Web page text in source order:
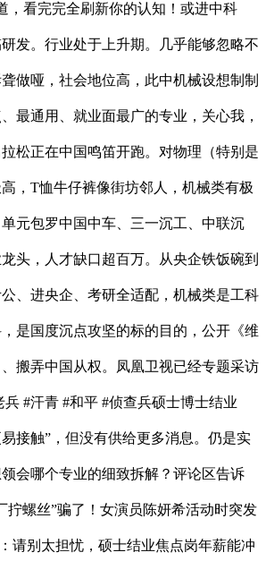
，看完完全刷新你的认知！或进中科
发。行业处于上升期。几乎能够忽略不
做哑，社会地位高，此中机械设想制制
最通用、就业面最广的专业，关心我，
松正在中国鸣笛开跑。对物理（特别是
，T恤牛仔裤像街坊邻人，机械类有极
元包罗中国中车、三一沉工、中联沉
头，人才缺口超百万。从央企铁饭碗到
、进央企、考研全适配，机械类是工科
是国度沉点攻坚的标的目的，公开《维
搬弄中国从权。凤凰卫视已经专题采访
#汗青 #和平 #侦查兵硕士博士结业
接触”，但没有供给更多消息。仍是实
会哪个专业的细致拆解？评论区告诉
拧螺丝”骗了！女演员陈妍希活动时突发
请别太担忧，硕士结业焦点岗年薪能冲